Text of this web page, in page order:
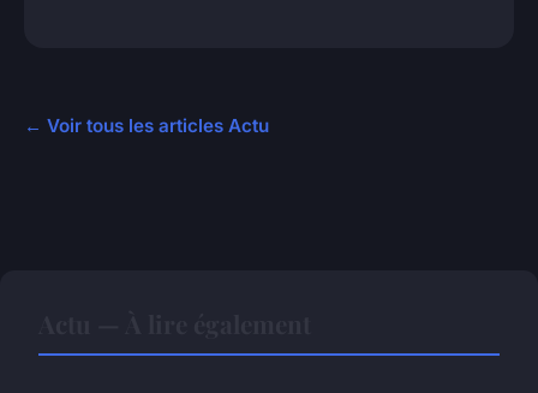
← Voir tous les articles Actu